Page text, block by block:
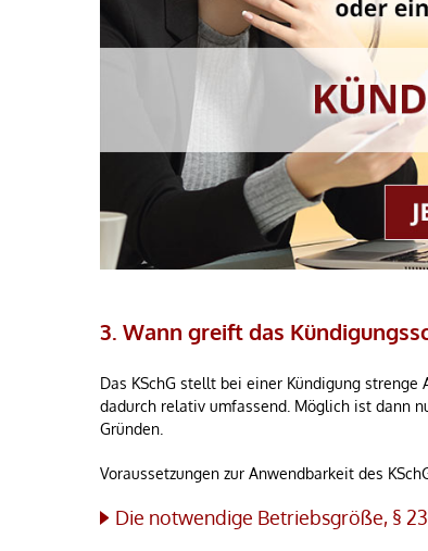
3. Wann greift das
Das KSchG stellt bei einer Kündigung
dadurch relativ umfassend. Möglich ist dann
Gründen.
Voraussetzungen zur Anwendbarkeit des
Die notwendige Betriebsgröße, §